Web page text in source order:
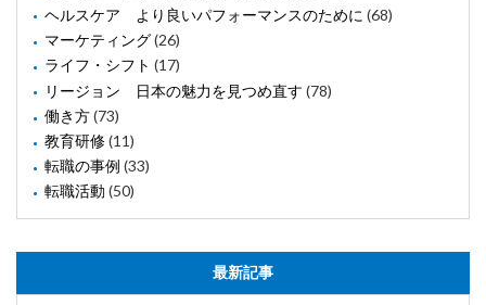
ヘルスケア より良いパフォーマンスのために (68)
マーケティング(26)
ライフ・シフト (17)
リージョン 日本の魅力を見つめ直す (78)
働き方(73)
教育研修(11)
転職の事例 (33)
転職活動 (50)
最新記事